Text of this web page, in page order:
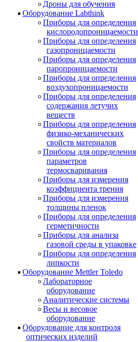
Дроны для обучения
Оборудование Labthink
Приборы для определения
кислородопроницаемости
Приборы для определения
газопроницаемости
Приборы для определения
паропроницаемости
Приборы для определения
воздухопроницаемости
Приборы для определения
содержания летучих
веществ
Приборы для определения
физико-механических
свойств материалов
Приборы для определения
параметров
термосваривания
Приборы для измерения
коэффициента трения
Приборы для измерения
толщины пленок
Приборы для определения
герметичности
Приборы для анализа
газовой среды в упаковке
Приборы для определения
липкости
Оборудование Mettler Toledo
Лабораторное
оборудование
Аналитические системы
Весы и весовое
оборудование
Оборудование для контроля
оптических изделий